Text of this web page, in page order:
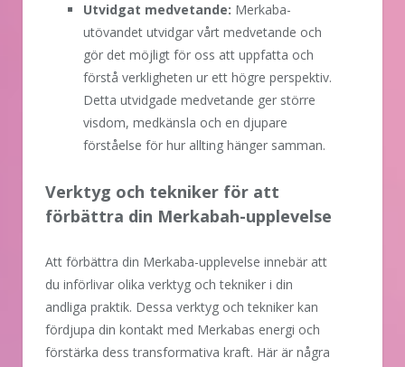
Utvidgat medvetande: Merkaba-
utövandet utvidgar vårt medvetande och
gör det möjligt för oss att uppfatta och
förstå verkligheten ur ett högre perspektiv.
Detta utvidgade medvetande ger större
visdom, medkänsla och en djupare
förståelse för hur allting hänger samman.
Verktyg och tekniker för att
förbättra din Merkabah-upplevelse
Att förbättra din Merkaba-upplevelse innebär att
du införlivar olika verktyg och tekniker i din
andliga praktik. Dessa verktyg och tekniker kan
fördjupa din kontakt med Merkabas energi och
förstärka dess transformativa kraft. Här är några